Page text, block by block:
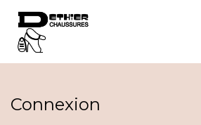
Connexion